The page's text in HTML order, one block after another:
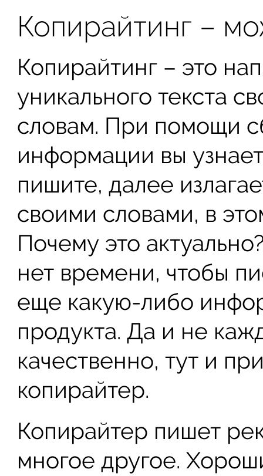
Копирайтинг –
Копирайтинг – это
уникального текста
словам. При помощи
информации вы
пишите, далее
своими словами, в
Почему это
нет времени, чтобы
еще какую-либо
продукта. Да и не
качественно, тут и
копирайтер.
Копирайтер пишет
многое другое.